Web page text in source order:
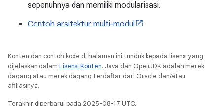
sepenuhnya dan memiliki modularisasi.
Contoh arsitektur multi-modul
Konten dan contoh kode di halaman ini tunduk kepada lisensi yang
dijelaskan dalam Lisensi Konten. Java dan OpenJDK adalah merek
dagang atau merek dagang terdaftar dari Oracle dan/atau
afiliasinya.
Terakhir diperbarui pada 2025-08-17 UTC.